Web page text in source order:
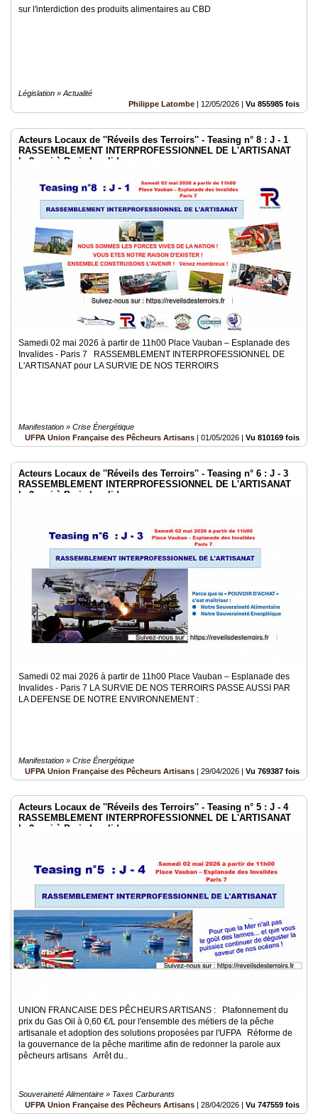
sur l'interdiction des produits alimentaires au CBD
Législation » Actualité
Philippe Latombe | 12/05/2026 | Vu 855985 fois
Acteurs Locaux de ''Réveils des Terroirs'' - Teasing n° 8 : J - 1
RASSEMBLEMENT INTERPROFESSIONNEL DE L'ARTISANAT
le 2 mai à Paris Invalides
Samedi 02 mai 2026 à partir de 11h00 Place Vauban – Esplanade des
Invalides - Paris 7 RASSEMBLEMENT INTERPROFESSIONNEL DE
L'ARTISANAT pour LA SURVIE DE NOS TERROIRS
Manifestation » Crise Énergétique
UFPA Union Française des Pêcheurs Artisans | 01/05/2026 | Vu 810169 fois
Acteurs Locaux de ''Réveils des Terroirs'' - Teasing n° 6 : J - 3
RASSEMBLEMENT INTERPROFESSIONNEL DE L'ARTISANAT
le 2 mai à Paris Invalides
Samedi 02 mai 2026 à partir de 11h00 Place Vauban – Esplanade des
Invalides - Paris 7 LA SURVIE DE NOS TERROIRS PASSE AUSSI PAR
LA DEFENSE DE NOTRE ENVIRONNEMENT :
Manifestation » Crise Énergétique
UFPA Union Française des Pêcheurs Artisans | 29/04/2026 | Vu 769387 fois
Acteurs Locaux de ''Réveils des Terroirs'' - Teasing n° 5 : J - 4
RASSEMBLEMENT INTERPROFESSIONNEL DE L'ARTISANAT
le 2 mai à Paris Invalides
UNION FRANCAISE DES PÊCHEURS ARTISANS : Plafonnement du
prix du Gas Oil à 0,60 €/L pour l'ensemble des métiers de la pêche
artisanale et adoption des solutions proposées par l'UFPA Réforme de
la gouvernance de la pêche maritime afin de redonner la parole aux
pêcheurs artisans Arrêt du..
Souveraineté Alimentaire » Taxes Carburants
UFPA Union Française des Pêcheurs Artisans | 28/04/2026 | Vu 747559 fois